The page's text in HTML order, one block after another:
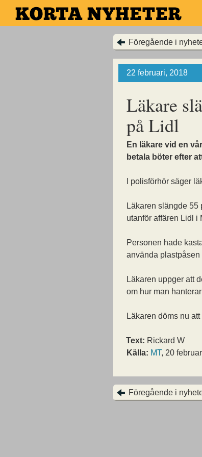
Hoppa
till
Föregående i
22 februari, 2018
Läkare
på Lidl
En läkare vid en
betala böter efter
I polisförhör säger
Läkaren slängde 55
utanför affären Lidl i
Personen hade
använda plastpåsen
Läkaren uppger att
om hur man
Läkaren döms nu
Text: Rickard W
Källa: MT, 20
Föregående i